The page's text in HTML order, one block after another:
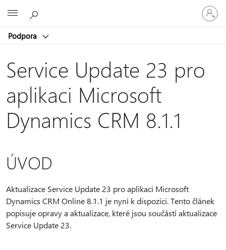
Podpora
Přihlaste
se
ke
účtu
Service Update 23 pro
aplikaci Microsoft
Dynamics CRM 8.1.1
ÚVOD
Aktualizace Service Update 23 pro aplikaci Microsoft
Dynamics CRM Online 8.1.1 je nyní k dispozici. Tento článek
popisuje opravy a aktualizace, které jsou součástí aktualizace
Service Update 23.